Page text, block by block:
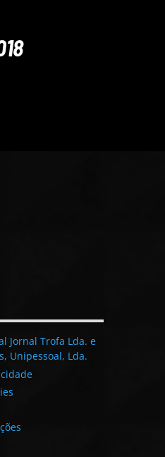
Jornal Trofa Lda. e
Unipessoal, Lda.